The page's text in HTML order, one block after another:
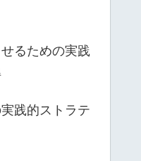
るための実践
践的ストラテ